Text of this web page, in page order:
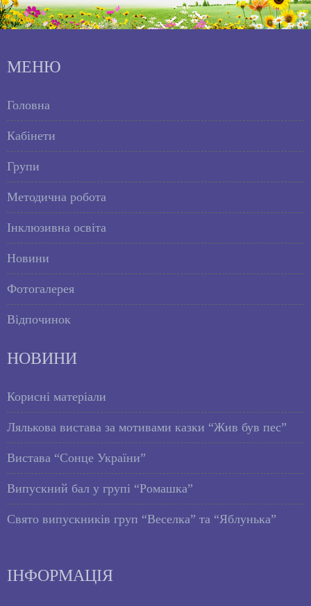
МЕНЮ
Головна
Кабінети
Групи
Методична робота
Інклюзивна освіта
Новини
Фотогалерея
Відпочинок
НОВИНИ
Корисні матеріали
Лялькова вистава за мотивами казки “Жив був пес”
Вистава “Сонце України”
Випускний бал у групі “Ромашка”
Свято випускників груп “Веселка” та “Яблунька”
ІНФОРМАЦІЯ